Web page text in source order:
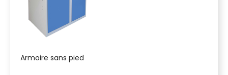
Armoire sans pied